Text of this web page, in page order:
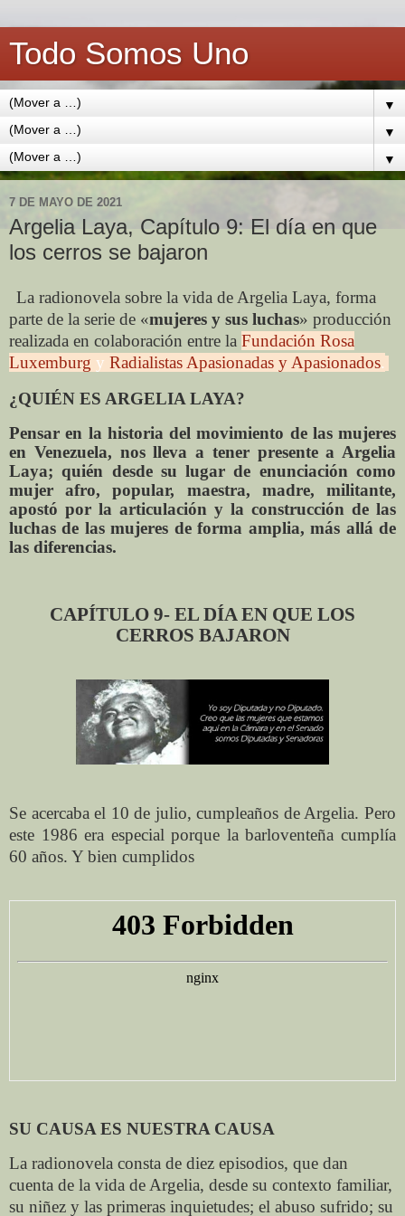
Todo Somos Uno
▼
▼
▼
7 DE MAYO DE 2021
Argelia Laya, Capítulo 9: El día en que
los cerros se bajaron
La radionovela sobre la vida de Argelia Laya, forma
parte de la serie de «mujeres y sus luchas» producción
realizada en colaboración entre la Fundación Rosa
Luxemburg y Radialistas Apasionadas y Apasionados.
¿QUIÉN ES ARGELIA LAYA?
Pensar en la historia del movimiento de las mujeres
en Venezuela, nos lleva a tener presente a Argelia
Laya; quién desde su lugar de enunciación como
mujer afro, popular, maestra, madre, militante,
apostó por la articulación y la construcción de las
luchas de las mujeres de forma amplia, más allá de
las diferencias.
CAPÍTULO 9- EL DÍA EN QUE LOS
CERROS BAJARON
Se acercaba el 10 de julio, cumpleaños de Argelia. Pero
este 1986 era especial porque la barloventeña cumplía
60 años. Y bien cumplidos
SU CAUSA ES NUESTRA CAUSA
La radionovela consta de diez episodios, que dan
cuenta de la vida de Argelia, desde su contexto familiar,
su niñez y las primeras inquietudes; el abuso sufrido; su